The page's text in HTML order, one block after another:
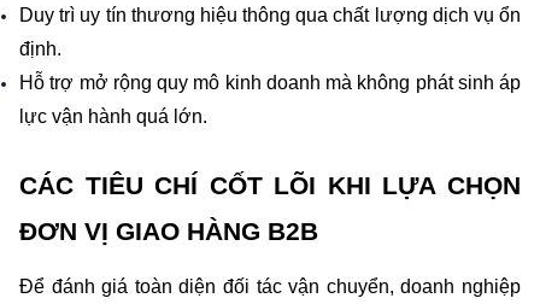
Duy trì uy tín thương hiệu thông qua chất lượng dịch vụ ổn
định.
Hỗ trợ mở rộng quy mô kinh doanh mà không phát sinh áp
lực vận hành quá lớn.
CÁC TIÊU CHÍ CỐT LÕI KHI LỰA CHỌN
ĐƠN VỊ GIAO HÀNG B2B
Để đánh giá toàn diện đối tác vận chuyển, doanh nghiệp